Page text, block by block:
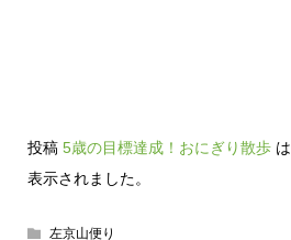
投稿 5歳の目標達成！おにぎり散歩は
表示されました。
左京山便り